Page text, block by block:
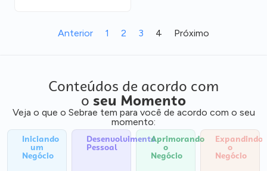
Anterior 1 2 3 4 Próximo
Conteúdos de acordo com
o seu Momento
Veja o que o Sebrae tem para você de acordo com o seu
momento:
Iniciando
um
Negócio
Desenvolvimento
Pessoal
Aprimorando
o
Negócio
Expandindo
o
Negócio